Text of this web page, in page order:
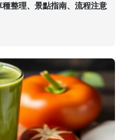
整理、景點指南、流程注意